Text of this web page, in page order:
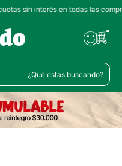
sin interés en todas las
¿Qué estás buscando?